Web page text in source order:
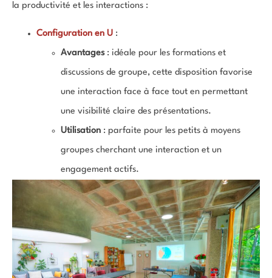
la productivité et les interactions :
Configuration en U :
Avantages: idéale pour les formations et
discussions de groupe, cette disposition favorise
une interaction face à face tout en permettant
une visibilité claire des présentations.
Utilisation : parfaite pour les petits à moyens
groupes cherchant une interaction et un
engagement actifs.